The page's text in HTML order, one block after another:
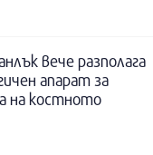
вече разполага
апарат за
на костното